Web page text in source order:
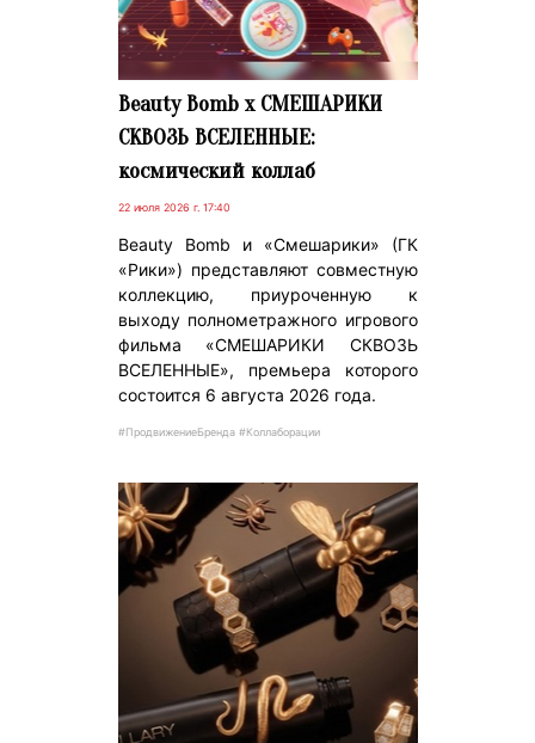
Beauty Bomb x СМЕШАРИКИ
СКВОЗЬ ВСЕЛЕННЫЕ:
космический коллаб
22 июля 2026 г. 17:40
Beauty Bomb и «Смешарики» (ГК
«Рики») представляют совместную
коллекцию, приуроченную к
выходу полнометражного игрового
фильма «СМЕШАРИКИ СКВОЗЬ
ВСЕЛЕННЫЕ», премьера которого
состоится 6 августа 2026 года.
#ПродвижениеБренда #Коллаборации